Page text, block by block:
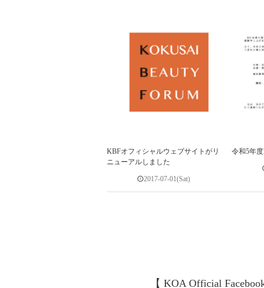
KBFオフィシャルウェブサイトがリ
ニューアルしました
2017-07-01(Sat)
令和5年
【 KOA Official Facebook